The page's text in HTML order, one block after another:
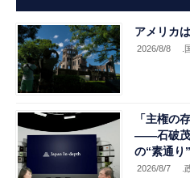
アメリカ
2026/8/8 .
「主権の
――石破茂
の“素通り
2026/8/7 .